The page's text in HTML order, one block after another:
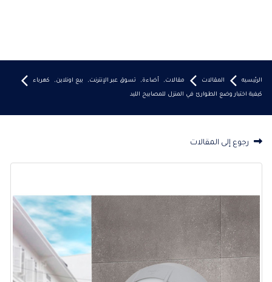
الرئيسيه المقالات مقالات, أضاءة, تسوق عبر الإنترنت, بيع اونلاين, كهرباء
كيفية اختبار وضع الطوارئ في المنزل للمصابيح الليد
رجوع إلى المقالات